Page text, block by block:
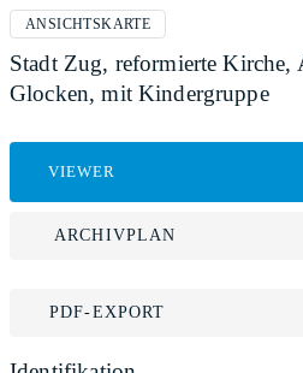
ANSICHTSKARTE
Stadt Zug, reformierte Kirche,
Glocken, mit Kindergruppe
VIEWER
ARCHIVPLAN
PDF-EXPORT